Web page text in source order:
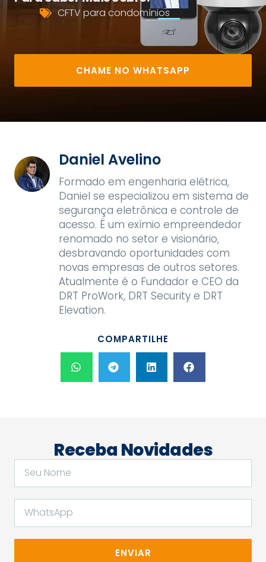
CFTV para condomínios
CHAME NO WHATSAPP
Daniel Avelino
Formado em engenharia elétrica,
Daniel se especializou em sistema de
segurança eletrônica e controle de
acesso. É um exímio empreendedor
renomado no setor e visionário,
desbravando oportunidades com
novas empresas de outros setores.
Atualmente é o Fundador e CEO da
DRT ProWork, DRT Security e DRT
Elevation.
COMPARTILHE
Receba Novidades
ENVIAR